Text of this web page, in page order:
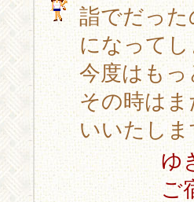
詣でだっ
になって
今度はも
その時は
いいたし
ゆ
ご